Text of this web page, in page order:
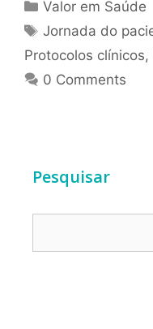
Valor em Saúde
Jornada do
Protocolos clínicos,
0 Comments
Pesquisar